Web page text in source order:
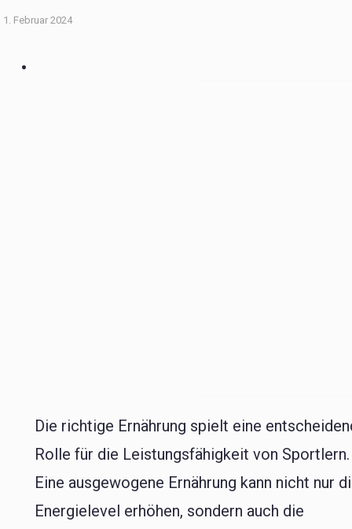
1. Februar 2024
Die richtige Ernährung spielt eine
Rolle für die Leistungsfähigkeit von Sportlern.
Eine ausgewogene Ernährung kann nicht nur
Energielevel erhöhen, sondern auch die